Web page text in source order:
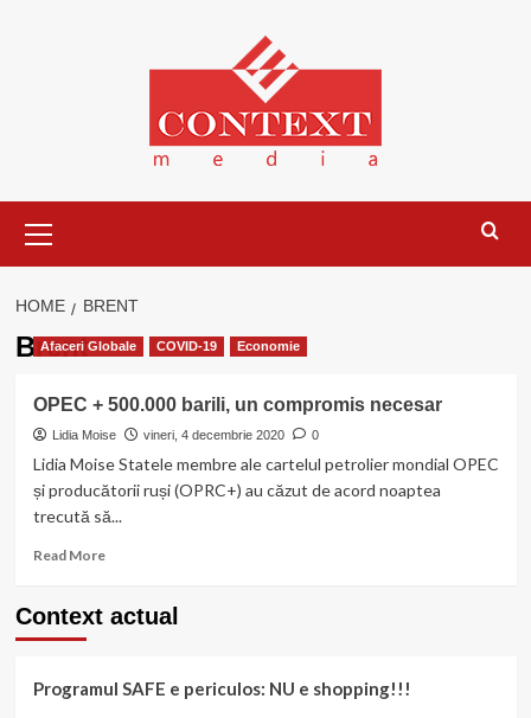
Menu
HOME BRENT
Brent
Afaceri Globale COVID-19 Economie
OPEC + 500.000 barili, un compromis necesar
Lidia Moise vineri, 4 decembrie 2020 0
Lidia Moise Statele membre ale cartelul petrolier mondial OPEC
și producătorii ruși (OPRC+) au căzut de acord noaptea
trecută să...
Read MoreRead
OPEC
barili,
Context actual
Programul SAFE e periculos: NU e shopping!!!